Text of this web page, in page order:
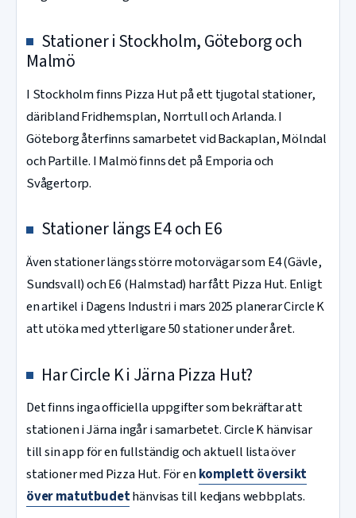
Stationer i Stockholm, Göteborg och
Malmö
I Stockholm finns Pizza Hut på ett tjugotal stationer,
däribland Fridhemsplan, Norrtull och Arlanda. I
Göteborg återfinns samarbetet vid Backaplan, Mölndal
och Partille. I Malmö finns det på Emporia och
Svågertorp.
Stationer längs E4 och E6
Även stationer längs större motorvägar som E4 (Gävle,
Sundsvall) och E6 (Halmstad) har fått Pizza Hut. Enligt
en artikel i Dagens Industri i mars 2025 planerar Circle K
att utöka med ytterligare 50 stationer under året.
Har Circle K i Järna Pizza Hut?
Det finns inga officiella uppgifter som bekräftar att
stationen i Järna ingår i samarbetet. Circle K hänvisar
till sin app för en fullständig och aktuell lista över
stationer med Pizza Hut. För enkomplett översikt
över matutbudethänvisas till kedjans webbplats.